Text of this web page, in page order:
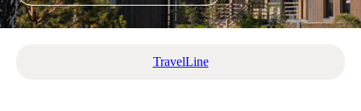
TravelLine
формат, который учитывает ваш график.